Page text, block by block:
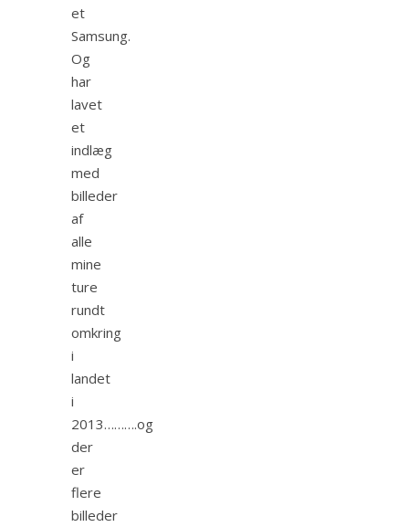
et
Samsung.
Og
har
lavet
et
indlæg
med
billeder
af
alle
mine
ture
rundt
omkring
i
landet
i
2013……….og
der
er
flere
billeder